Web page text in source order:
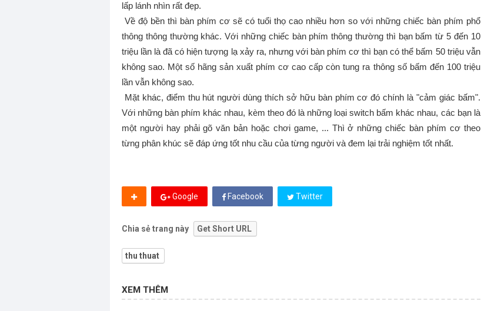
lấp lánh nhìn rất đẹp.
Về độ bền thì bàn phím cơ sẽ có tuổi thọ cao nhiều hơn so với những chiếc bàn phím phổ
thông thông thường khác. Với những chiếc bàn phím thông thường thì bạn bấm từ 5 đến 10
triệu lần là đã có hiện tượng lạ xảy ra, nhưng với bàn phím cơ thì bạn có thể bấm 50 triệu vẫn
không sao. Một số hãng sản xuất phím cơ cao cấp còn tung ra thông số bấm đến 100 triệu
lần vẫn không sao.
Mặt khác, điểm thu hút người dùng thích sở hữu bàn phím cơ đó chính là "cảm giác bấm".
Với những bàn phím khác nhau, kèm theo đó là những loại switch bấm khác nhau, các bạn là
một người hay phải gõ văn bản hoặc chơi game, ... Thì ở những chiếc bàn phím cơ theo
từng phân khúc sẽ đáp ứng tốt nhu cầu của từng người và đem lại trải nghiệm tốt nhất.
Google Facebook Twitter
Chia sẻ trang này Get Short URL
thu thuat
XEM THÊM